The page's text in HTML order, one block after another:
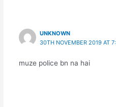
UNKNOWN
30TH NOVEMBER 2019 AT
muze police bn na hai